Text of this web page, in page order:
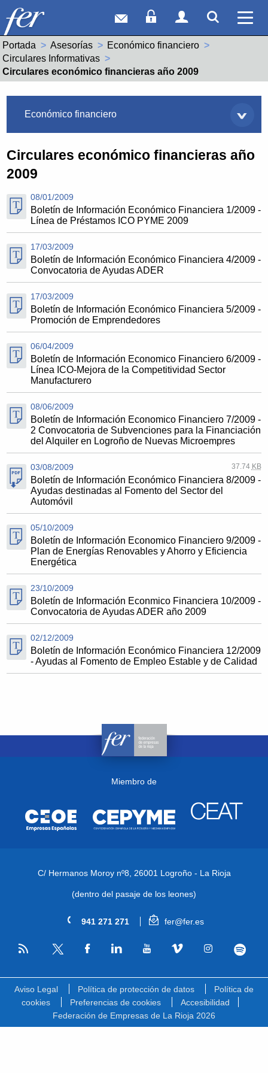
Correo webAcceso Socios
Acceso
Portada Asesorías
Económico financiero
Circulares Informativas
Actual:
Circulares económico financieras año 2009
Económico financiero
Circulares económico financieras año
2009
08/01/2009
Boletín de Información Económico Financiera 1/2009 -
Línea de Préstamos ICO PYME 2009
17/03/2009
Boletín de Información Económico Financiera 4/2009 -
Convocatoria de Ayudas ADER
17/03/2009
Boletín de Información Económico Financiera 5/2009 -
Promoción de Emprendedores
06/04/2009
Boletín de Información Economico Financiero 6/2009 -
Línea ICO-Mejora de la Competitividad Sector
Manufacturero
08/06/2009
Boletín de Información Economico Financiero 7/2009 -
2 Convocatoria de Subvenciones para la Financiación
del Alquiler en Logroño de Nuevas Microempres
03/08/2009 37.74 KB
Boletín de Información Económico Financiera 8/2009 -
Ayudas destinadas al Fomento del Sector del
Automóvil
05/10/2009
Boletín de Información Economico Financiero 9/2009 -
Plan de Energías Renovables y Ahorro y Eficiencia
Energética
23/10/2009
Boletín de Información Econmico Financiera 10/2009 -
Convocatoria de Ayudas ADER año 2009
02/12/2009
Boletín de Información Económico Financiera 12/2009
- Ayudas al Fomento de Empleo Estable y de Calidad
Miembro de
C/ Hermanos Moroy nº8, 26001 Logroño - La Rioja
(dentro del pasaje de los leones)
941 271 271 fer@fer.es
RSS
Aviso Legal Política de protección de datos
Política de
cookies
Preferencias de cookies
Accesibilidad
Federación de Empresas de La Rioja 2026